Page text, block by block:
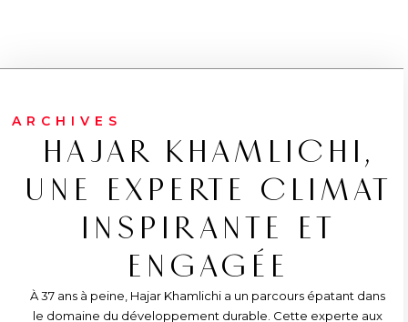
ARCHIVES
HAJAR KHAMLICHI,
UNE EXPERTE CLIMAT
INSPIRANTE ET
ENGAGÉE
À 37 ans à peine, Hajar Khamlichi a un parcours épatant dans
le domaine du développement durable. Cette experte aux